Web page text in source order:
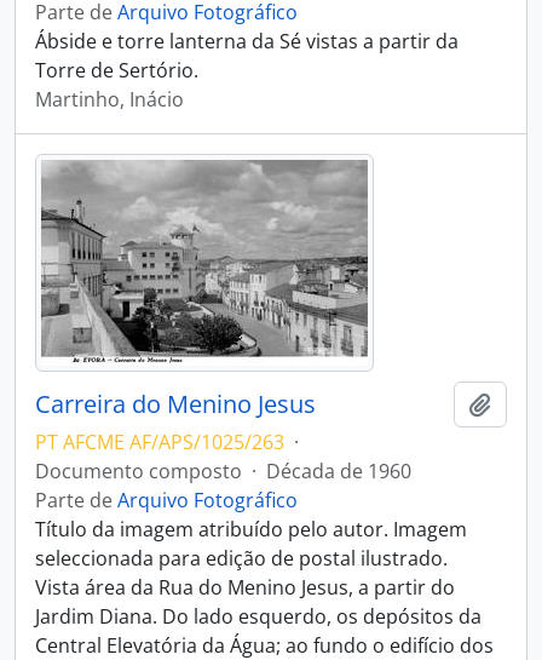
Parte deArquivo Fotográfico
Ábside e torre lanterna da Sé vistas a partir da
Torre de Sertório.
Martinho, Inácio
Carreira do Menino Jesus
PT AFCME AF/APS/1025/263 ·
Documento composto · Década de 1960
Parte deArquivo Fotográfico
Título da imagem atribuído pelo autor. Imagem
seleccionada para edição de postal ilustrado.
Vista área da Rua do Menino Jesus, a partir do
Jardim Diana. Do lado esquerdo, os depósitos da
Central Elevatória da Água; ao fundo o edifício dos